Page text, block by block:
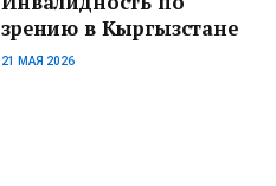
зрению в Кыргызстане
21 МАЯ 2026